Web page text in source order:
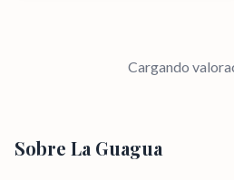
Cargando
Sobre La Guagua